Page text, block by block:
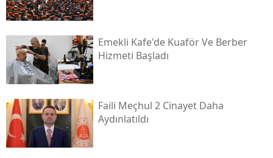
Emekli Kafe'de Kuaför Ve Berber
Hizmeti Başladı
Faili Meçhul 2 Cinayet Daha
Aydınlatıldı